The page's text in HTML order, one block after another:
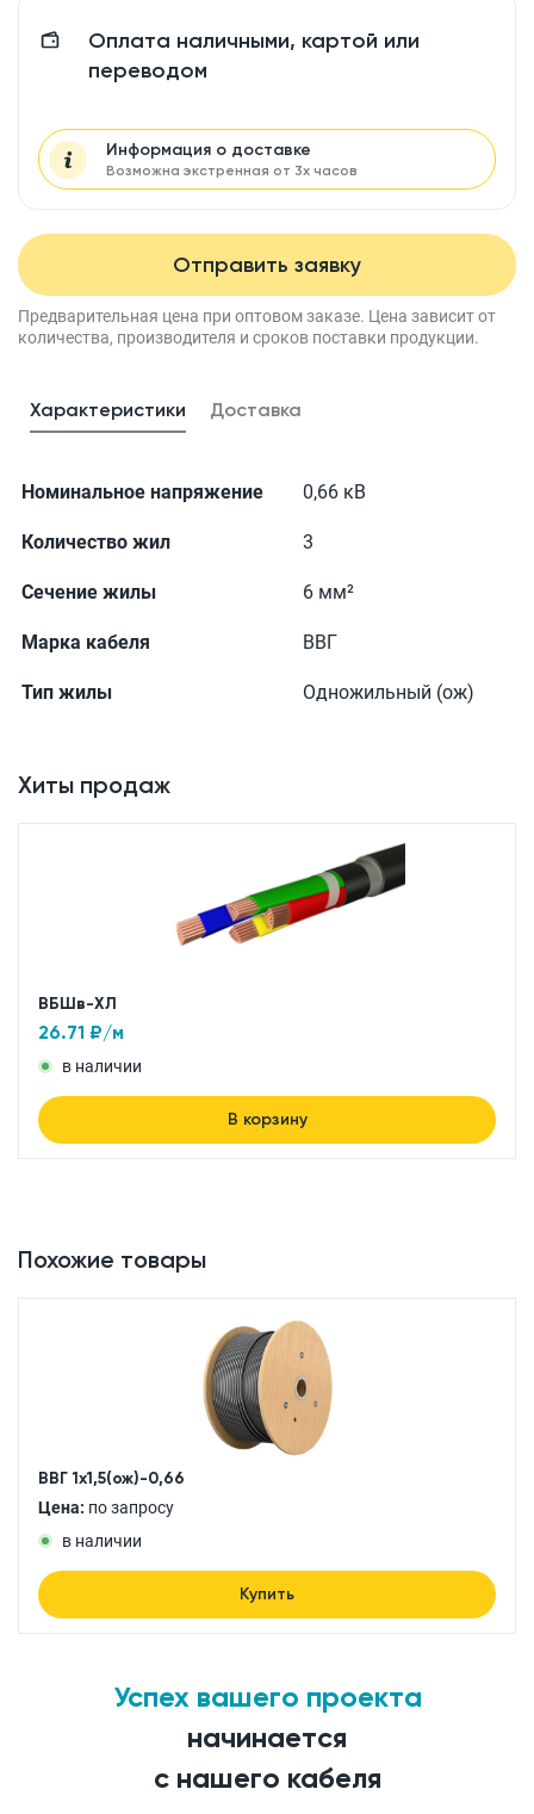
Отправить заявку
Предварительная цена при оптовом заказе. Цена зависит от
количества, производителя и сроков поставки продукции.
Оплата наличными, картой или
переводом
Информация о доставке
Возможна экстренная от 3х часов
Характеристики Доставка
Номинальное напряжение 0,66 кВ
Количество жил 3
Сечение жилы 6 мм²
Марка кабеля ВВГ
Тип жилы Одножильный (ож)
Хиты продаж
ВБШв-ХЛ
26.71 ₽/м
в наличии
В корзину
Похожие товары
ВВГ 1x1,5(ож)-0,66
Цена: по запросу
в наличии
Купить
Успех вашего проекта
начинается
с нашего кабеля